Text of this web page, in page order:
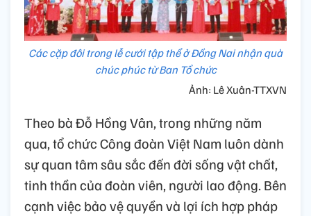
Các cặp đôi trong lễ cưới tập thể ở Đồng Nai nhận quà
chúc phúc từ Ban Tổ chức
Ảnh: Lê Xuân-TTXVN
Theo bà Đỗ Hồng Vân, trong những năm
qua, tổ chức Công đoàn Việt Nam luôn dành
sự quan tâm sâu sắc đến đời sống vật chất,
tinh thần của đoàn viên, người lao động. Bên
cạnh việc bảo vệ quyền và lợi ích hợp pháp